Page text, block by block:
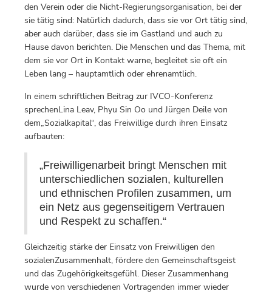
den Verein oder die Nicht-Regierungsorganisation, bei der
sie tätig sind: Natürlich dadurch, dass sie vor Ort tätig sind,
aber auch darüber, dass sie im Gastland und auch zu
Hause davon berichten. Die Menschen und das Thema, mit
dem sie vor Ort in Kontakt warne, begleitet sie oft ein
Leben lang – hauptamtlich oder ehrenamtlich.
In einem schriftlichen Beitrag zur IVCO-Konferenz
sprechenLina Leav, Phyu Sin Oo und Jürgen Deile von
dem„Sozialkapital“, das Freiwillige durch ihren Einsatz
aufbauten:
„Freiwilligenarbeit bringt Menschen mit
unterschiedlichen sozialen, kulturellen
und ethnischen Profilen zusammen, um
ein Netz aus gegenseitigem Vertrauen
und Respekt zu schaffen.“
Gleichzeitig stärke der Einsatz von Freiwilligen den
sozialenZusammenhalt, fördere den Gemeinschaftsgeist
und das Zugehörigkeitsgefühl. Dieser Zusammenhang
wurde von verschiedenen Vortragenden immer wieder